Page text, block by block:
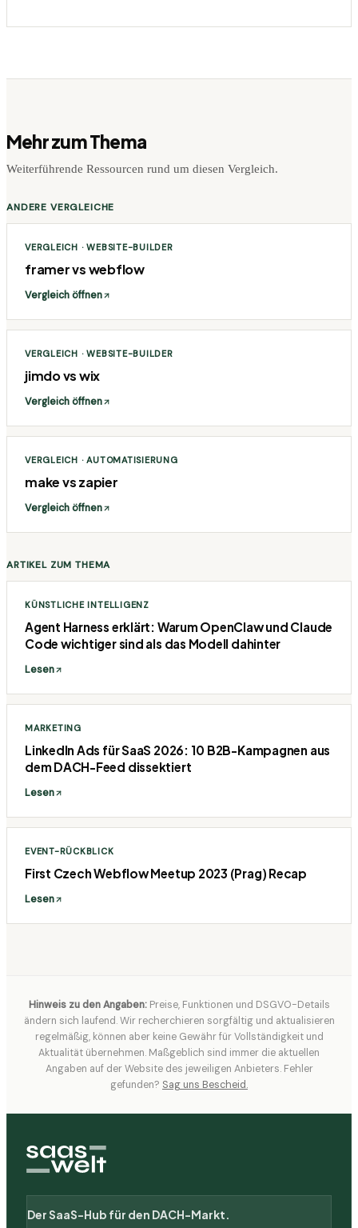
Mehr zum Thema
Weiterführende Ressourcen rund um diesen Vergleich.
ANDERE VERGLEICHE
VERGLEICH ·WEBSITE-BUILDER
framervswebflow
Vergleich öffnen
VERGLEICH ·WEBSITE-BUILDER
jimdovswix
Vergleich öffnen
VERGLEICH ·AUTOMATISIERUNG
makevszapier
Vergleich öffnen
ARTIKEL ZUM THEMA
KÜNSTLICHE INTELLIGENZ
Agent Harness erklärt: Warum OpenClaw und Claude
Code wichtiger sind als das Modell dahinter
Lesen
MARKETING
LinkedIn Ads für SaaS 2026: 10 B2B-Kampagnen aus
dem DACH-Feed dissektiert
Lesen
EVENT-RÜCKBLICK
First Czech Webflow Meetup 2023 (Prag) Recap
Lesen
Hinweis zu den Angaben: Preise, Funktionen und DSGVO-Details
ändern sich laufend. Wir recherchieren sorgfältig und aktualisieren
regelmäßig, können aber keine Gewähr für Vollständigkeit und
Aktualität übernehmen. Maßgeblich sind immer die aktuellen
Angaben auf der Website des jeweiligen Anbieters. Fehler
gefunden? Sag uns Bescheid.
Der SaaS-Hub für den DACH-Markt.